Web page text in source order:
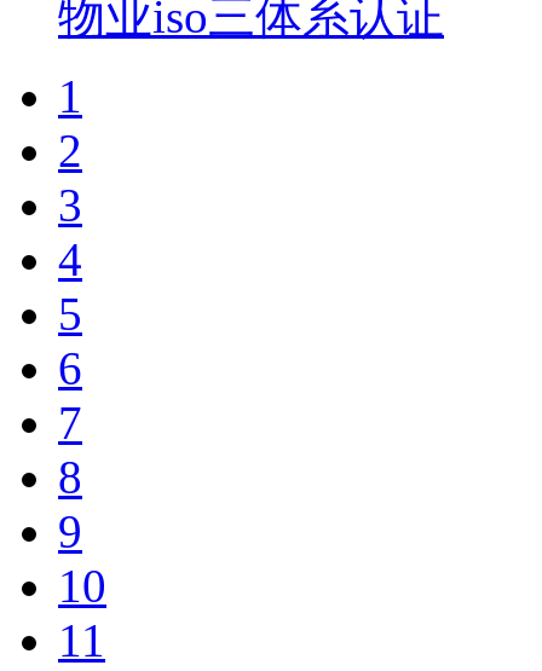
物业iso三体系认证
1
2
3
4
5
6
7
8
9
10
11